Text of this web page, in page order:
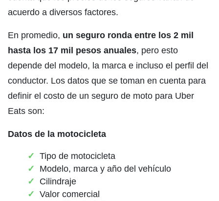
acuerdo a diversos factores.
En promedio, un seguro ronda entre los 2 mil
hasta los 17 mil pesos anuales, pero esto
depende del modelo, la marca e incluso el perfil del
conductor. Los datos que se toman en cuenta para
definir el costo de un seguro de moto para Uber
Eats son:
Datos de la motocicleta
Tipo de motocicleta
Modelo, marca y año del vehículo
Cilindraje
Valor comercial